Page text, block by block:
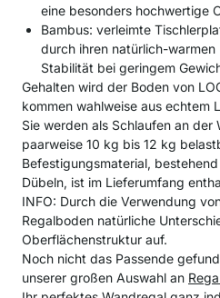
eine besonders hochwertige
Bambus: verleimte
durch ihren natürlich-
Stabilität bei geringem
Gehalten wird der Boden von
kommen wahlweise aus echtem
Sie werden als Schlaufen an der
paarweise 10 kg bis 12 kg
Befestigungsmaterial,
Dübeln, ist im Lieferumfang
INFO: Durch die Verwendung
Regalboden natürliche
Oberflächenstruktur auf.
Noch nicht das Passende
unserer großen Auswahl an